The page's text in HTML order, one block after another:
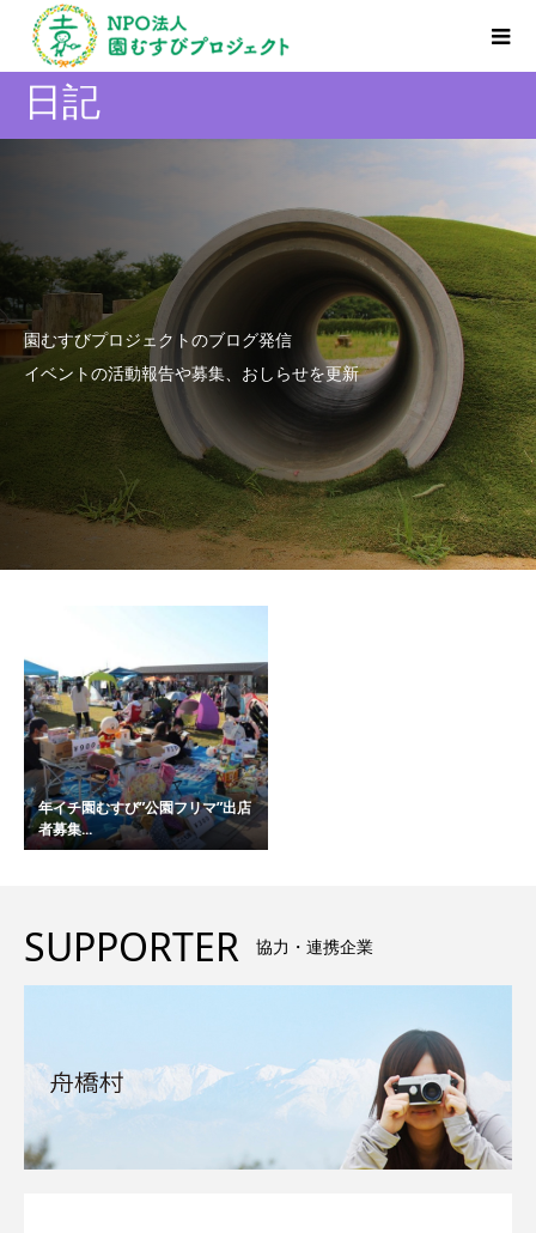
日記
園むすびプロジェクトのブログ発信
イベントの活動報告や募集、おしらせを更新
年イチ園むすび”公園フリマ”出店
者募集...
SUPPORTER 協力・連携企業